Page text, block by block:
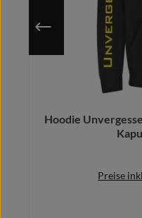
Hoodie
Preise